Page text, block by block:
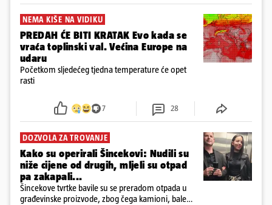
NEMA KIŠE NA VIDIKU
PREDAH ĆE BITI KRATAK Evo kada se
vraća toplinski val. Većina Europe na
udaru
Početkom sljedećeg tjedna temperature će opet
rasti
7 28
DOZVOLA ZA TROVANJE
Kako su operirali Šincekovi: Nudili su
niže cijene od drugih, mljeli su otpad
pa zakapali...
Šincekove tvrtke bavile su se preradom otpada u
građevinske proizvode, zbog čega kamioni, bale